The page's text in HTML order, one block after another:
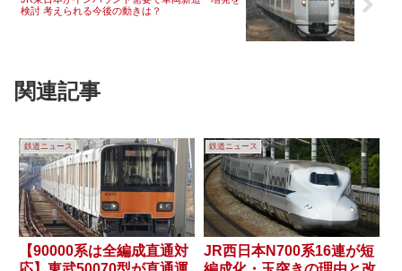
検討 考えられる今後の動きは？
関連記事
鉄道ニュース
【90000系は全編成直通対
鉄道ニュース
JR西日本N700系16連が短